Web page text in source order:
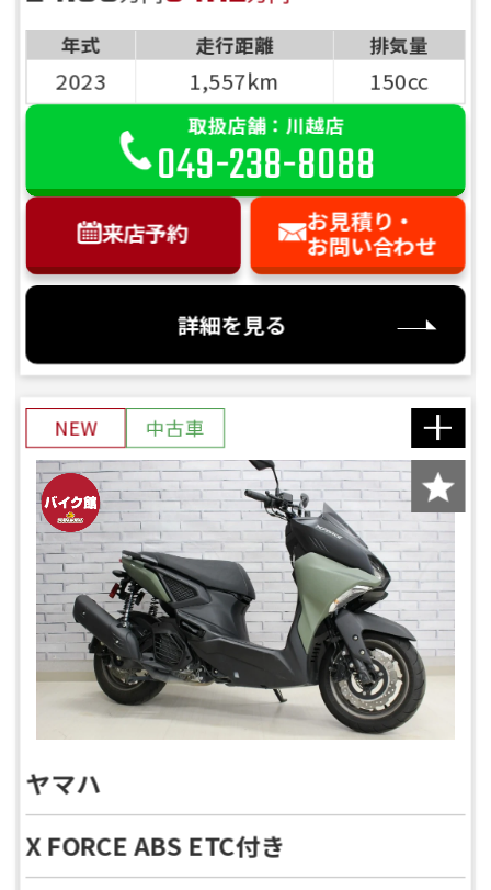
年式 走行距離 排気量
2023 1,557km 150cc
取扱店舗：川越店
049-238-8088
来店予約
お見積り・
お問い合わせ
詳細を見る
NEW 中古車
ヤマハ
X FORCE ABS ETC付き